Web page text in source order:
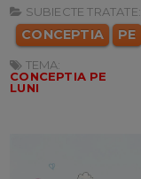
SUBIECTE TRATATE:
CONCEPTIA PE
TEMA:
CONCEPTIA PE
LUNI